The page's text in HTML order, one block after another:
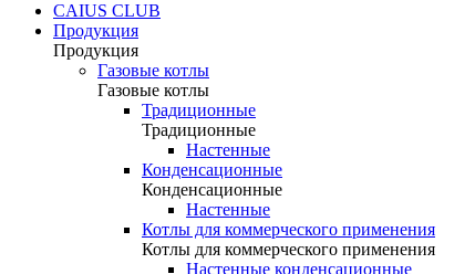
CAIUS CLUB
Продукция
Продукция
Газовые котлы
Газовые котлы
Традиционные
Традиционные
Настенные
Конденсационные
Конденсационные
Настенные
Котлы для коммерческого применения
Котлы для коммерческого применения
Настенные конденсационные